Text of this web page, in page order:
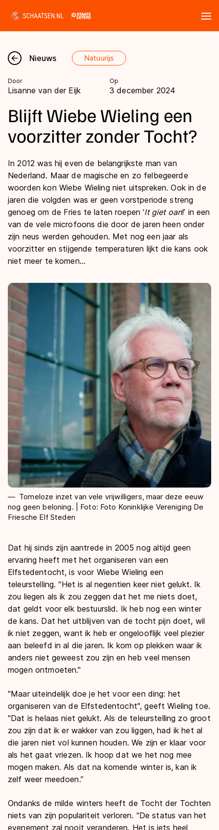
Nieuws
Kalender
Disciplines
Langebaan
Shorttrack
Inlineskaten
Kunstschaatsen
Schoonrijden
Natuurijs
Uitslagen
Langebaan
Shorttrack
Marathon
Inlineskaten
Kunstschaatsen
Tijden & historie
Ranglijsten Langebaan
Persoonlijke records & tijden
Historie & statistiek
De weg op
Inschrijven wedstrijden
Algemene Nederlandse Schaatstijd
Waar kan ik schaatsen en skaten?
Schaatsfans
Evenementen
Tickets
Livestreams
Word schaatsfan!
Winacties
Olympische Spelen
Olympische Spelen
Medaille overzicht
Medaillespiegel
Olympische uitslagen
Van Jong tot Goud verhalen
Nieuws Natuurijs
Door
Lisanne van der Eijk
Op
3 december 2024
Blijft Wiebe Wieling een
voorzitter zonder Tocht?
In 2012 was hij even de belangrijkste man van
Nederland. Maar de magische en zo felbegeerde
woorden kon Wiebe Wieling niet uitspreken. Ook in de
jaren die volgden was er geen vorstperiode streng
genoeg om de Fries te laten roepen ‘It giet oan!’ in een
van de vele microfoons die door de jaren heen onder
zijn neus werden gehouden. Met nog een jaar als
voorzitter en stijgende temperaturen lijkt die kans ook
niet meer te komen…
Tomeloze inzet van vele vrijwilligers, maar deze eeuw
nog geen beloning. | Foto: Foto Koninklijke Vereniging De
Friesche Elf Steden
Dat hij sinds zijn aantrede in 2005 nog altijd geen
ervaring heeft met het organiseren van een
Elfstedentocht, is voor Wiebe Wieling een
teleurstelling. “Het is al negentien keer niet gelukt. Ik
zou liegen als ik zou zeggen dat het me niets doet,
dat geldt voor elk bestuurslid. Ik heb nog een winter
de kans. Dat het uitblijven van de tocht pijn doet, wil
ik niet zeggen, want ik heb er ongelooflijk veel plezier
aan beleefd in al die jaren. Ik kom op plekken waar ik
anders niet geweest zou zijn en heb veel mensen
mogen ontmoeten."
"Maar uiteindelijk doe je het voor een ding: het
organiseren van de Elfstedentocht", geeft Wieling toe.
"Dat is helaas niet gelukt. Als de teleurstelling zo groot
zou zijn dat ik er wakker van zou liggen, had ik het al
die jaren niet vol kunnen houden. We zijn er klaar voor
als het gaat vriezen. Ik hoop dat we het nog mee
mogen maken. Als dat na komende winter is, kan ik
zelf weer meedoen.”
Ondanks de milde winters heeft de Tocht der Tochten
niets van zijn populariteit verloren. “De status van het
evenement zal nooit veranderen. Het is iets heel